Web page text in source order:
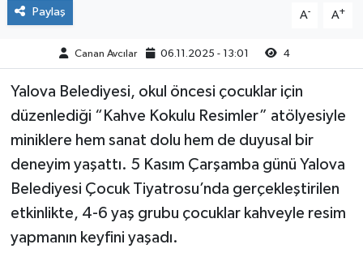
Paylaş A- A+
Canan Avcılar 06.11.2025 - 13:01 4
Yalova Belediyesi, okul öncesi çocuklar için
düzenlediği “Kahve Kokulu Resimler” atölyesiyle
miniklere hem sanat dolu hem de duyusal bir
deneyim yaşattı. 5 Kasım Çarşamba günü Yalova
Belediyesi Çocuk Tiyatrosu’nda gerçekleştirilen
etkinlikte, 4-6 yaş grubu çocuklar kahveyle resim
yapmanın keyfini yaşadı.